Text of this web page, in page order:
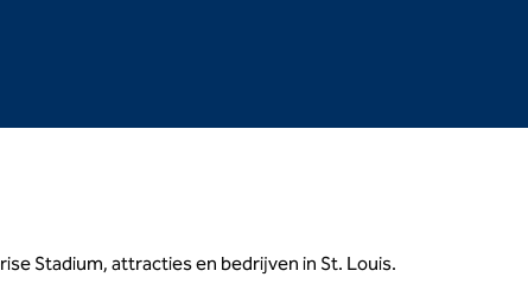
Stadium, attracties en bedrijven in St. Louis.